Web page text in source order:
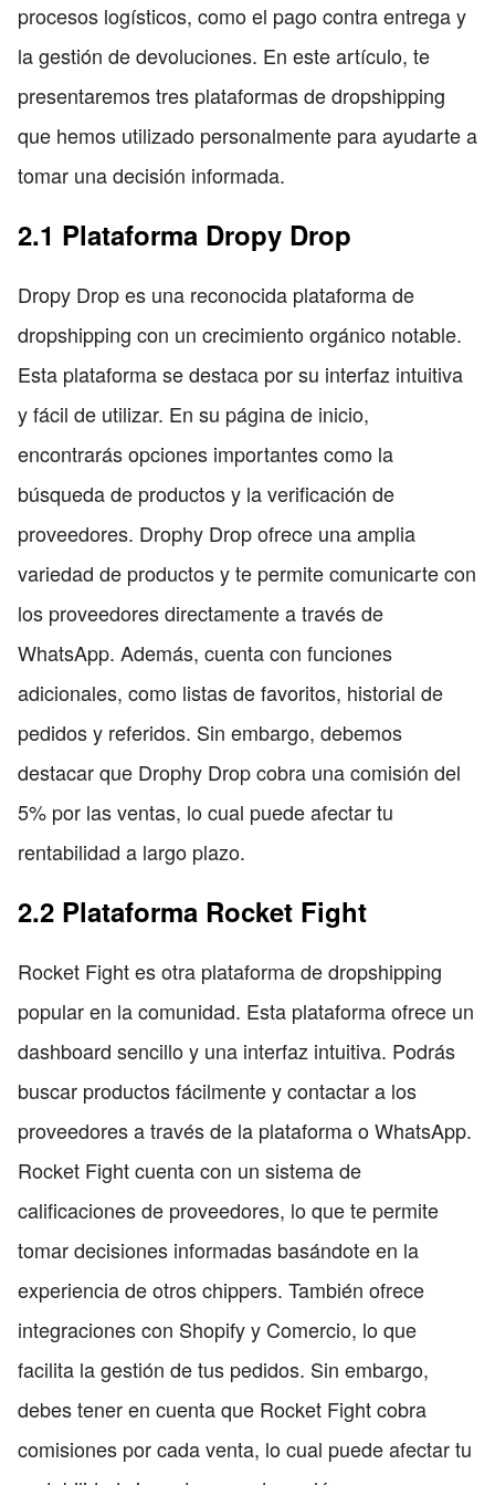
procesos logísticos, como el pago contra entrega y
la gestión de devoluciones. En este artículo, te
presentaremos tres plataformas de dropshipping
que hemos utilizado personalmente para ayudarte a
tomar una decisión informada.
2.1 Plataforma Dropy Drop
Dropy Drop es una reconocida plataforma de
dropshipping con un crecimiento orgánico notable.
Esta plataforma se destaca por su interfaz intuitiva
y fácil de utilizar. En su página de inicio,
encontrarás opciones importantes como la
búsqueda de productos y la verificación de
proveedores. Drophy Drop ofrece una amplia
variedad de productos y te permite comunicarte con
los proveedores directamente a través de
WhatsApp. Además, cuenta con funciones
adicionales, como listas de favoritos, historial de
pedidos y referidos. Sin embargo, debemos
destacar que Drophy Drop cobra una comisión del
5% por las ventas, lo cual puede afectar tu
rentabilidad a largo plazo.
2.2 Plataforma Rocket Fight
Rocket Fight es otra plataforma de dropshipping
popular en la comunidad. Esta plataforma ofrece un
dashboard sencillo y una interfaz intuitiva. Podrás
buscar productos fácilmente y contactar a los
proveedores a través de la plataforma o WhatsApp.
Rocket Fight cuenta con un sistema de
calificaciones de proveedores, lo que te permite
tomar decisiones informadas basándote en la
experiencia de otros chippers. También ofrece
integraciones con Shopify y Comercio, lo que
facilita la gestión de tus pedidos. Sin embargo,
debes tener en cuenta que Rocket Fight cobra
comisiones por cada venta, lo cual puede afectar tu